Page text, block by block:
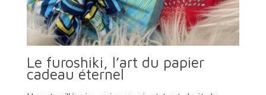
Le furoshiki, l’art du papier
cadeau éternel